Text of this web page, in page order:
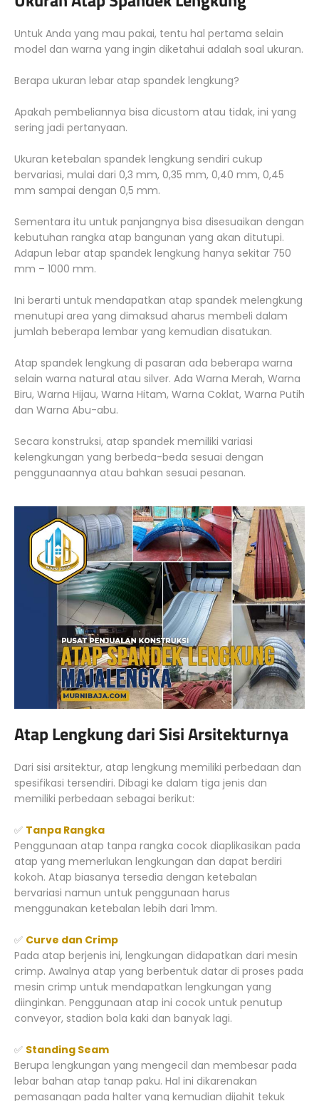
Untuk Anda yang mau pakai, tentu hal pertama selain
model dan warna yang ingin diketahui adalah soal ukuran.
Berapa ukuran lebar atap spandek lengkung?
Apakah pembeliannya bisa dicustom atau tidak, ini yang
sering jadi pertanyaan.
Ukuran ketebalan spandek lengkung sendiri cukup
bervariasi, mulai dari 0,3 mm, 0,35 mm, 0,40 mm, 0,45
mm sampai dengan 0,5 mm.
Sementara itu untuk panjangnya bisa disesuaikan dengan
kebutuhan rangka atap bangunan yang akan ditutupi.
Adapun lebar atap spandek lengkung hanya sekitar 750
mm – 1000 mm.
Ini berarti untuk mendapatkan atap spandek melengkung
menutupi area yang dimaksud aharus membeli dalam
jumlah beberapa lembar yang kemudian disatukan.
Atap spandek lengkung di pasaran ada beberapa warna
selain warna natural atau silver. Ada Warna Merah, Warna
Biru, Warna Hijau, Warna Hitam, Warna Coklat, Warna Putih
dan Warna Abu-abu.
Secara konstruksi, atap spandek memiliki variasi
kelengkungan yang berbeda-beda sesuai dengan
penggunaannya atau bahkan sesuai pesanan.
Atap Lengkung dari Sisi Arsitekturnya
Dari sisi arsitektur, atap lengkung memiliki perbedaan dan
spesifikasi tersendiri. Dibagi ke dalam tiga jenis dan
memiliki perbedaan sebagai berikut:
✅ Tanpa Rangka
Penggunaan atap tanpa rangka cocok diaplikasikan pada
atap yang memerlukan lengkungan dan dapat berdiri
kokoh. Atap biasanya tersedia dengan ketebalan
bervariasi namun untuk penggunaan harus
menggunakan ketebalan lebih dari 1mm.
✅ Curve dan Crimp
Pada atap berjenis ini, lengkungan didapatkan dari mesin
crimp. Awalnya atap yang berbentuk datar di proses pada
mesin crimp untuk mendapatkan lengkungan yang
diinginkan. Penggunaan atap ini cocok untuk penutup
conveyor, stadion bola kaki dan banyak lagi.
✅ Standing Seam
Berupa lengkungan yang mengecil dan membesar pada
lebar bahan atap tanap paku. Hal ini dikarenakan
pemasangan pada halter yang kemudian dijahit tekuk